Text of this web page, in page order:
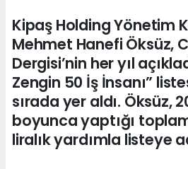
Kipaş Holding Yönetim
Mehmet Hanefi Öksüz,
Dergisi’nin her yıl
Zengin 50 İş İnsanı”
sırada yer aldı. Öksüz,
boyunca yaptığı
liralık yardımla listeye